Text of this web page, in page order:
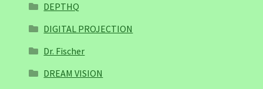
DEPTHQ
DIGITAL PROJECTION
Dr. Fischer
DREAM VISION